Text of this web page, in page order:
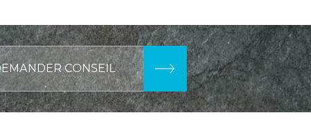
CONSEIL